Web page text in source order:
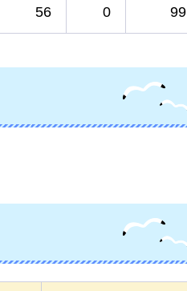
56 0 99